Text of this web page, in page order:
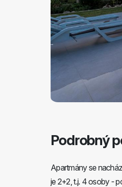
Podrobný
Apartmány se
je 2+2, t.j. 4 osoby -